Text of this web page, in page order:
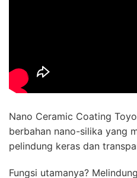
Nano Ceramic Coating
berbahan nano-silika yang
pelindung keras dan
Fungsi utamanya?